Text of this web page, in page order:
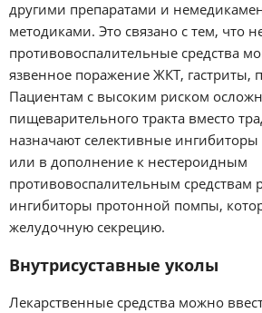
другими препаратами и
методиками. Это связано с тем, что
противовоспалительные средства
язвенное поражение ЖКТ, гастриты,
Пациентам с высоким риском
пищеварительного тракта вместо
назначают селективные
или в дополнение к нестероидным
противовоспалительным средствам
ингибиторы протонной помпы,
желудочную секрецию.
Внутрисуставные уколы
Лекарственные средства можно